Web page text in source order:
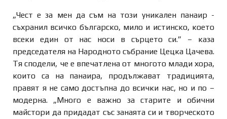
„Чест е за мен да съм на този уникален панаир -
съхранил всичко българско, мило и истинско, което
всеки един от нас носи в сърцето си.” – каза
председателя на Народното събрание Цецка Цачева.
Тя сподели, че е впечатлена от многото млади хора,
които са на панаира, продължават традицията,
правят я не само достъпна до всички нас, но и по –
модерна. „Много е важно за старите и обични
майстори да придадат със занаята си и творческото